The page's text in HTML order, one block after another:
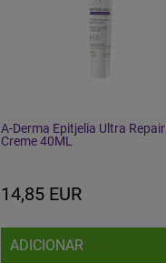
A-Derma Epitjelia Ultra Repair
Creme 40ML
14,85 EUR
ADICIONAR